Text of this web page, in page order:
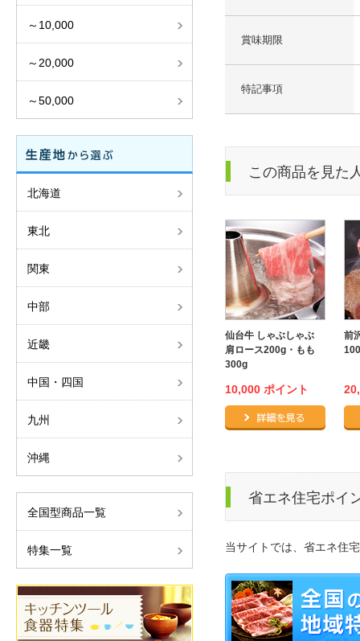
賞味期限
特記事項
この商品を見た
仙台牛 しゃぶしゃぶ
肩ロース200g・もも
300g
10,000 ポイント
前
省エネ住宅ポイ
当サイトでは、省エネ住
～10,000
～20,000
～50,000
北海道
東北
関東
中部
近畿
中国・四国
九州
沖縄
全国型商品一覧
特集一覧